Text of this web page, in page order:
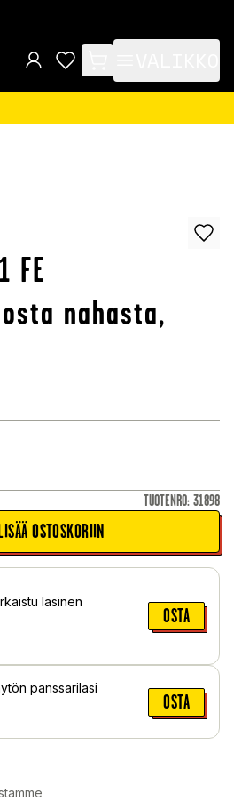
items in cart, view bag
FE
nahasta,
TUOTENRO: 31898
LISÄÄ OSTOSKORIIN
lasinen
OSTA
panssarilasi
OSTA